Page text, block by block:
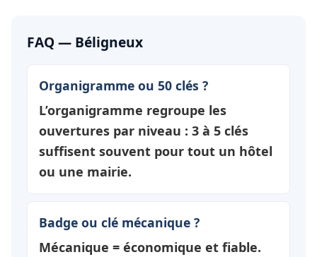
FAQ — Béligneux
Organigramme ou 50 clés ?
L’organigramme regroupe les
ouvertures par niveau : 3 à 5 clés
suffisent souvent pour tout un hôtel
ou une mairie.
Badge ou clé mécanique ?
Mécanique = économique et fiable.